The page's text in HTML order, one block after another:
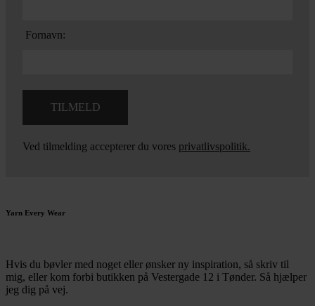
Fornavn:
Ved tilmelding accepterer du vores privatlivspolitik.
Yarn Every Wear
Hvis du bøvler med noget eller ønsker ny inspiration, så skriv til
mig, eller kom forbi butikken på Vestergade 12 i Tønder. Så hjælper
jeg dig på vej.